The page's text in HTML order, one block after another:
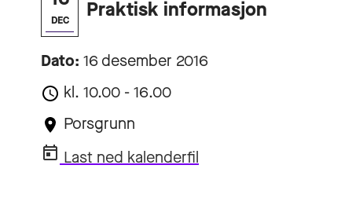
DEC Praktisk informasjon
Dato: 16 desember 2016
kl. 10.00 - 16.00
Porsgrunn
Last ned kalenderfil